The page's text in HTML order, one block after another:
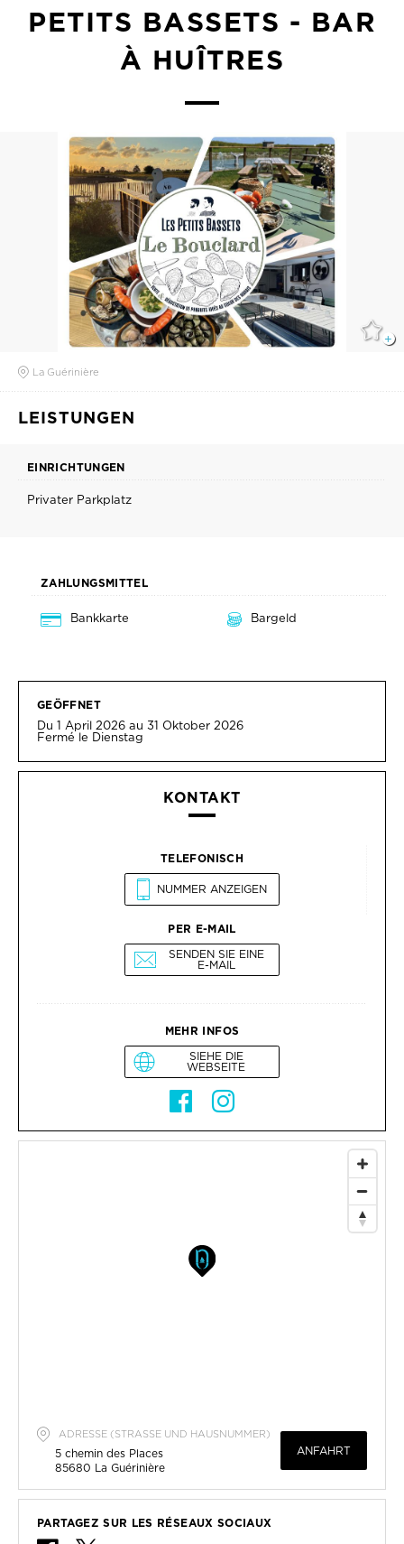
PETITS BASSETS - BAR
À HUÎTRES
La Guérinière
LEISTUNGEN
EINRICHTUNGEN
Privater Parkplatz
ZAHLUNGSMITTEL
Bankkarte Bargeld
GEÖFFNET
Du 1 April 2026 au 31 Oktober 2026
Fermé le Dienstag
KONTAKT
TELEFONISCH
NUMMER ANZEIGEN
PER E-MAIL
SENDEN SIE EINE
E-MAIL
MEHR INFOS
SIEHE DIE
WEBSEITE
ADRESSE (STRASSE UND HAUSNUMMER)
5 chemin des Places
85680 La Guérinière
ANFAHRT
PARTAGEZ SUR LES RÉSEAUX SOCIAUX